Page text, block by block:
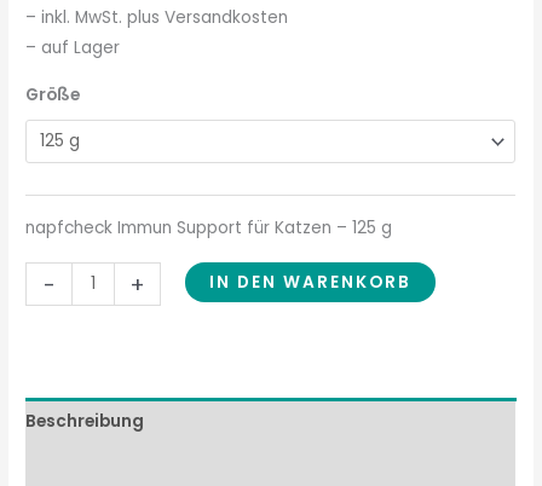
– inkl. MwSt. plus Versandkosten
– auf Lager
Größe
napfcheck Immun Support für Katzen – 125 g
- + IN DEN WARENKORB
Beschreibung